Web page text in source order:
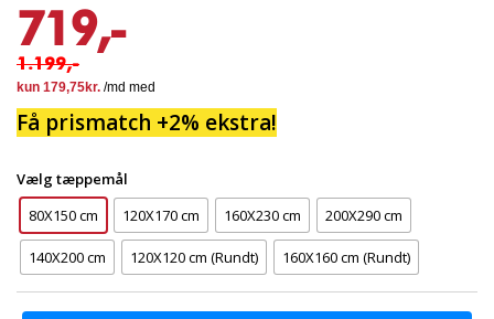
719,-
1.199,-
Få prismatch +2% ekstra!
Vælg tæppemål
80X150 cm
120X170 cm 160X230 cm 200X290 cm
140X200 cm 120X120 cm (Rundt) 160X160 cm (Rundt)